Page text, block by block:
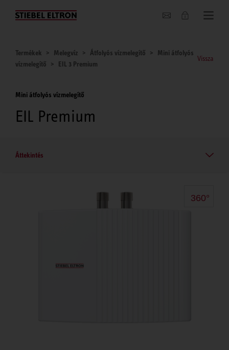
Hírek
Termékek Melegvíz Átfolyós vízmelegítő
Mini átfolyós
vízmelegítő
EIL 3 Premium
Vissza
Mini átfolyós vízmelegítő
EIL Premium
Áttekintés
360°